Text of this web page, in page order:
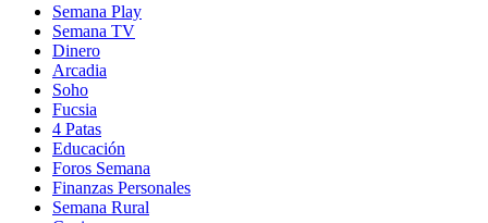
Semana Play
Semana TV
Dinero
Arcadia
Soho
in
new
window
Fucsia
in
new
window
4 Patas
Educación
Foros Semana
Finanzas Personales
Semana Rural